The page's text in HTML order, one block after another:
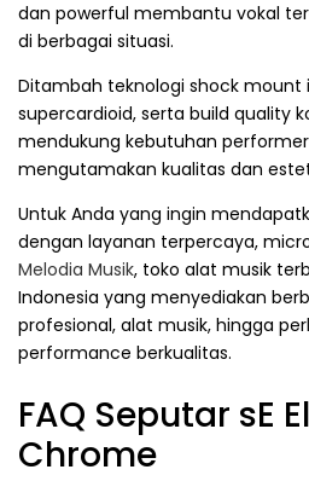
dan powerful membantu vokal
di berbagai situasi.
Ditambah teknologi shock mount
supercardioid, serta build quality
mendukung kebutuhan
mengutamakan kualitas dan
Untuk Anda yang ingin
dengan layanan terpercaya,
Melodia Musik, toko alat musik
Indonesia yang menyediakan
profesional, alat musik, hingga
performance berkualitas.
FAQ Seputar sE
Chrome